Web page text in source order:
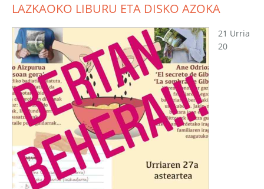
LAZKAOKO LIBURU ETA DISKO AZOKA
21 Urria
20